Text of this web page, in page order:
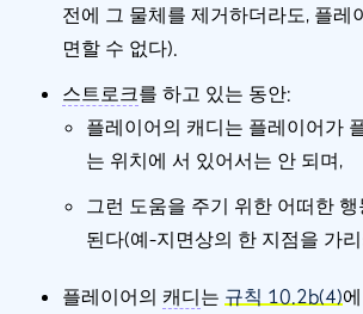
전에 그 물체를 제거하더라도, 플레
면할 수 없다).
스트로크를 하고 있는 동안:
플레이어의 캐디는 플레이어가
는 위치에 서 있어서는 안 되며,
그런 도움을 주기 위한 어떠한
된다(예-지면상의 한 지점을 가리
플레이어의 캐디는 규칙 10.2b(4)